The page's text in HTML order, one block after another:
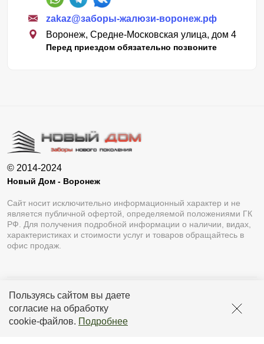
Пользуясь сайтом вы даете
согласие на обработку
cookie-файлов. Подробнее
zakaz@заборы-жалюзи-воронеж.рф
Воронеж, Средне-Московская улица, дом 4
Перед приездом обязательно позвоните
© 2014-2024
Новый Дом - Воронеж
Сайт носит исключительно информационный характер и не
является публичной офертой, определяемой положениями ГК
РФ. Для получения подробной информации о наличии, видах,
характеристиках и стоимости услуг и товаров обращайтесь в
офис продаж.
Разработка сайтаLukevium
Политика конфиденциальности